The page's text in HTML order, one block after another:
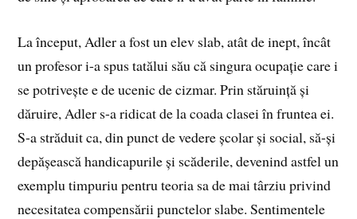
La început, Adler a fost un elev slab, atât de inept, încât
un profesor i-a spus tatălui său că singura ocupație care i
se potrivește e de ucenic de cizmar. Prin stăruință și
dăruire, Adler s-a ridicat de la coada clasei în fruntea ei.
S-a străduit ca, din punct de vedere școlar și social, să-și
depășească handicapurile și scăderile, devenind astfel un
exemplu timpuriu pentru teoria sa de mai târziu privind
necesitatea compensării punctelor slabe. Sentimentele